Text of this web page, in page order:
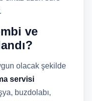
ve
olacak şekilde
servisi
buzdolabı,